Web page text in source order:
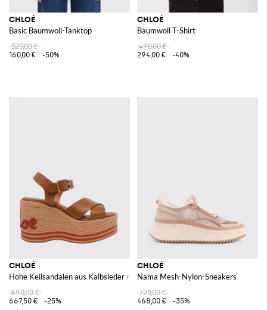
CHLOÉ
Basic Baumwoll-Tanktop
320,00 €
160,00 €
-50%
CHLOÉ
Baumwoll T-Shirt
490,00 €
294,00 €
-40%
CHLOÉ
Hohe Keilsandalen aus Kalbsleder mit gesticktem Logo und Riemen
890,00 €
667,50 €
-25%
CHLOÉ
Nama Mesh-Nylon-Sneakers
720,00 €
468,00 €
-35%